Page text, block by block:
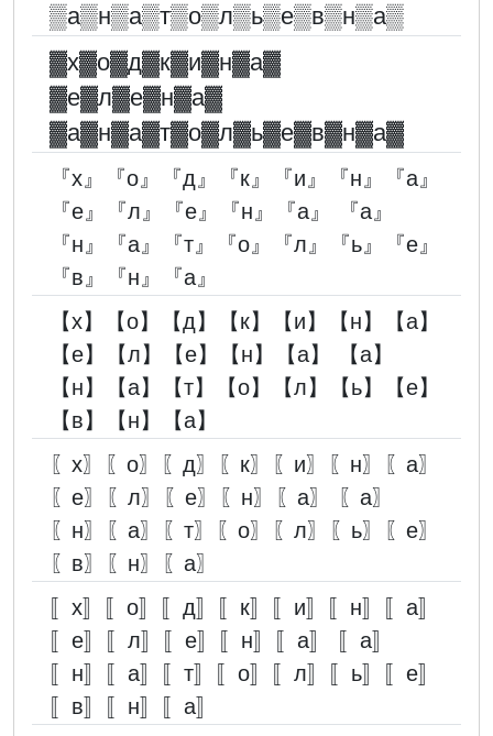
▒а▒н▒а▒т▒о▒л▒ь▒е▒в▒н▒а▒
▓︎х▓︎о▓︎д▓︎к▓︎и▓︎н▓︎а▓︎
▓︎е▓︎л▓︎е▓︎н▓︎а▓︎
▓︎а▓︎н▓︎а▓︎т▓︎о▓︎л▓︎ь▓︎е▓︎в▓︎н▓︎а▓︎
『х』『о』『д』『к』『и』『н』『а』
『е』『л』『е』『н』『а』 『а』
『н』『а』『т』『о』『л』『ь』『е』
『в』『н』『а』
【х】【о】【д】【к】【и】【н】【а】
【е】【л】【е】【н】【а】 【а】
【н】【а】【т】【о】【л】【ь】【е】
【в】【н】【а】
〖х〗〖о〗〖д〗〖к〗〖и〗〖н〗〖а〗
〖е〗〖л〗〖е〗〖н〗〖а〗 〖а〗
〖н〗〖а〗〖т〗〖о〗〖л〗〖ь〗〖е〗
〖в〗〖н〗〖а〗
〚х〛〚о〛〚д〛〚к〛〚и〛〚н〛〚а〛
〚е〛〚л〛〚е〛〚н〛〚а〛 〚а〛
〚н〛〚а〛〚т〛〚о〛〚л〛〚ь〛〚е〛
〚в〛〚н〛〚а〛